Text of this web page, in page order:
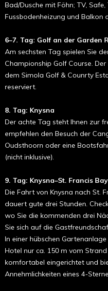
Bad/Dusche mit Föhn; TV,
Fussbodenheizung und Balkon
6–7. Tag: Golf an der Garden
Am sechsten Tag spielen Sie
Championship Golf Course.
dem Simola Golf & Counrty
reserviert.
8. Tag: Knysna
Der achte Tag steht Ihnen zur
empfehlen den Besuch der
Oudsthoorn oder eine
(nicht inklusive).
9. Tag: Knysna–St. Francis Bay
Die Fahrt von Knysna nach St.
dauert gute drei Stunden.
wo Sie die kommenden drei
Sie sich auf die
In einer hübschen
Hotel nur ca. 150 m vom
komfortabel eingerichtet und
Annehmlichkeiten eines 4-